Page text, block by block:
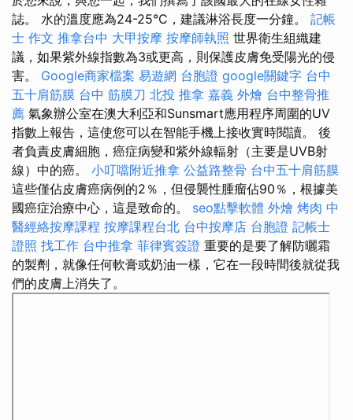
誌。 水的溫度應為24-25°C，建議淋浴長度一分鐘。 記帳
士 作文 推拿台中 大甲按摩 按摩師執照 世界衛生組織建
議，如果紫外線指數為3或更高，則保護皮膚免受陽光的侵
害。 Google商家檔案 易遊網 台胞證 google關鍵字 台中
五十肩筋膜 台中 筋膜刀 北投 推拿 嘉義 外燴 台中整骨推
薦 氣象辦公室在澳大利亞和Sunsmart應用程序周圍的UV
指數上報告，這使您可以在智能手機上接收實時閱讀。 後
者負責皮膚細胞，癌症病變和紫外線輻射（主要是UVB射
線）中的癌。 小叮噹附近推拿 公益路整骨 台中五十肩筋膜
這些僅佔皮膚癌病例的2％，但侵襲性腫瘤佔90％，根據美
國癌症治療中心，這是致命的。 seo點擊軟體 外燴 烤肉 中
醫經絡按摩課程 按摩課程台北 台中按摩店 台胞證 記帳士
證照 找工作 台中推拿 菲律賓簽證 重要的是要了解防曬霜
的製劑，就像任何軟膏或奶油一樣，它在一段時間後就從我
們的皮膚上消失了。